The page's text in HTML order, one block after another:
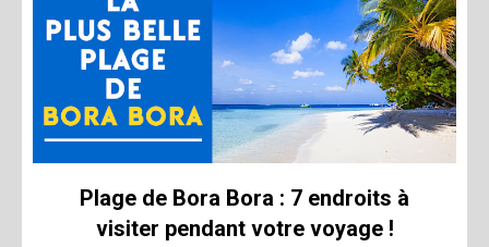
Plage de Bora Bora : 7 endroits à
visiter pendant votre voyage !